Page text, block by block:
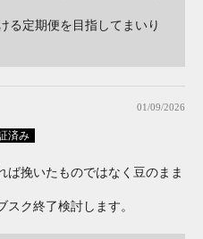
る定期便を目指してまいり
01/09/2026
ば挽いたものではなく豆のまま
ク終了検討します。